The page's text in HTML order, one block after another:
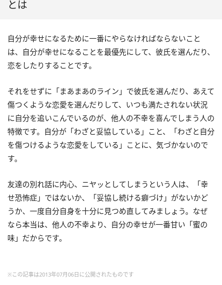
とは
自分が幸せになるために一番にやらなければならないこと
は、自分が幸せになることを最優先にして、彼氏を選んだり、
恋をしたりすることです。
それをせずに「まあまあのライン」で彼氏を選んだり、あえて
傷つくような恋愛を選んだりして、いつも満たされない状況
に自分を追いこんでいるのが、他人の不幸を喜んでしまう人の
特徴です。自分が「わざと妥協している」こと、「わざと自分
を傷つけるような恋愛をしている」ことに、気づかないので
す。
友達の別れ話に内心、ニヤッとしてしまうという人は、「幸
せ恐怖症」ではないか、「妥協し続ける癖づけ」がないかど
うか、一度自分自身を十分に見つめ直してみましょう。なぜ
なら本当は、他人の不幸より、自分の幸せが一番甘い「蜜の
味」だからです。
※この記事は2013年07月06日に公開されたものです